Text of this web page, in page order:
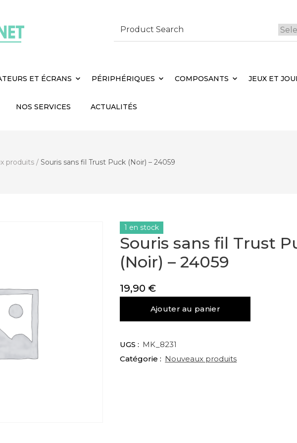
Search
for:
ET ÉCRANS PÉRIPHÉRIQUES COMPOSANTS JEUX ET
NOS SERVICES ACTUALITÉS
produits / Souris sans fil Trust Puck (Noir) – 24059
Souris sans fil Trust
(Noir) – 24059
19,90 €
1 en stock
fil
Trust
Ajouter au panier
UGS : MK_8231
Catégorie : Nouveaux produits